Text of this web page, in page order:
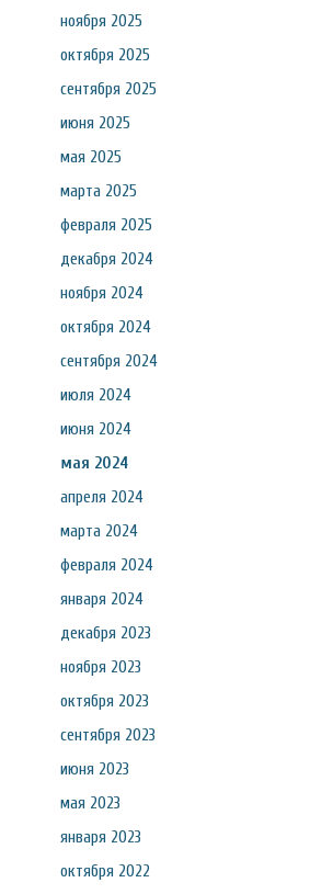
ноября 2025
октября 2025
сентября 2025
июня 2025
мая 2025
марта 2025
февраля 2025
декабря 2024
ноября 2024
октября 2024
сентября 2024
июля 2024
июня 2024
мая 2024
апреля 2024
марта 2024
февраля 2024
января 2024
декабря 2023
ноября 2023
октября 2023
сентября 2023
июня 2023
мая 2023
января 2023
октября 2022